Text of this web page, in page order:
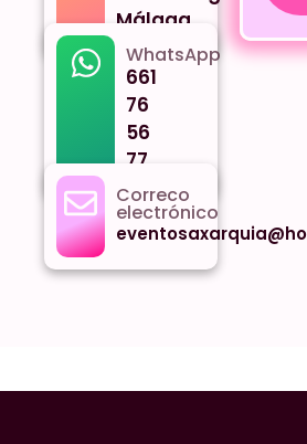
Málaga
WhatsApp
661
76
56
77
Correco
electrónico